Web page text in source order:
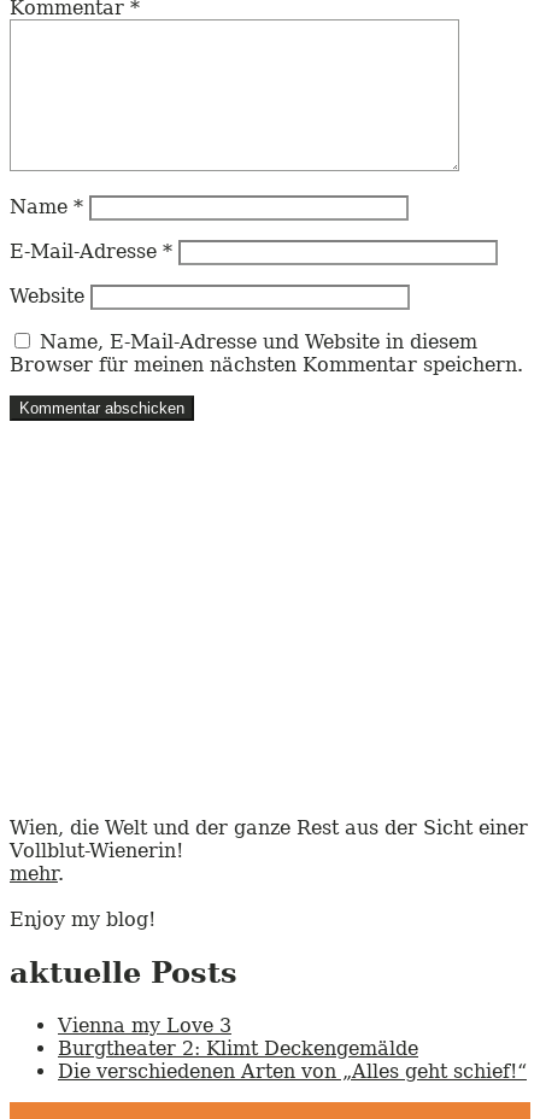
Kommentar *
Name *
E-Mail-Adresse *
Website
Name, E-Mail-Adresse und Website in diesem
Browser für meinen nächsten Kommentar speichern.
Wien, die Welt und der ganze Rest aus der Sicht einer
Vollblut-Wienerin!
mehr.
Enjoy my blog!
aktuelle Posts
Vienna my Love 3
Burgtheater 2: Klimt Deckengemälde
Die verschiedenen Arten von „Alles geht schief!“